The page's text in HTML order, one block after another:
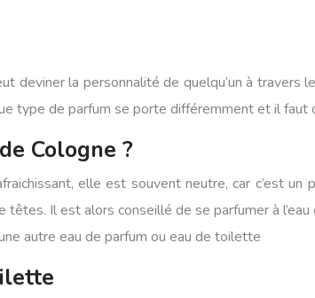
deviner la personnalité de quelqu’un à
type de parfum se porte différemment et il faut
Cologne ?
elle est souvent neutre, car c’est
Il est alors conseillé de se parfumer à
autre eau de parfum ou eau de toilette